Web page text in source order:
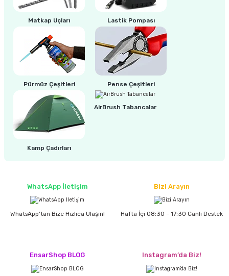
Matkap Uçları Lastik Pompası
Pürmüz Çeşitleri Pense Çeşitleri
Kamp Çadırları
AirBrush Tabancalar
WhatsApp İletişim
WhatsApp'tan Bize Hızlıca Ulaşın!
Bizi Arayın
Hafta İçi 08:30 - 17:30 Canlı Destek
EnsarShop BLOG Instagram’da Biz!